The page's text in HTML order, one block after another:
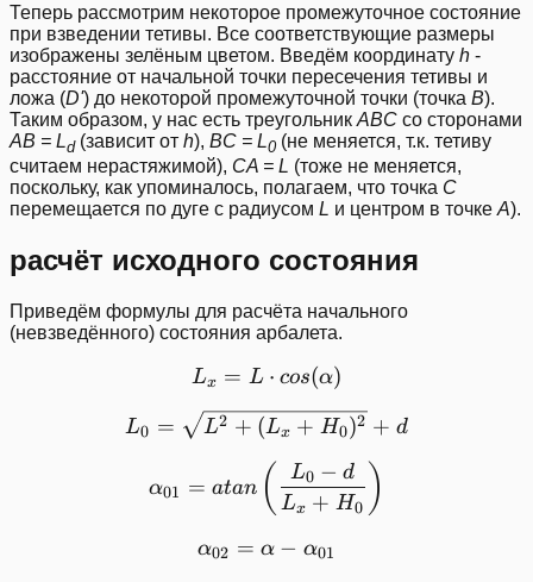
Теперь рассмотрим некоторое промежуточное состояние
при взведении тетивы. Все соответствующие размеры
изображены зелёным цветом. Введём координату h -
расстояние от начальной точки пересечения тетивы и
ложа (D') до некоторой промежуточной точки (точка B).
Таким образом, у нас есть треугольник ABC со сторонами
AB = Ld(зависит от h), BC = L0 (не меняется, т.к. тетиву
считаем нерастяжимой), CA = L (тоже не меняется,
поскольку, как упоминалось, полагаем, что точка C
перемещается по дуге с радиусом L и центром в точке A).
расчёт исходного состояния
Приведём формулы для расчёта начального
(невзведённого) состояния арбалета.
L_x = L\cdot cos(\alpha)
Lx = L ⋅ cos(α)
L_0 = \sqrt{L^2 + (L_x
L0 = L2 + (Lx + H0)2 + d
\alpha_{01} = atan\left
α01 = atan ( Lx + H0
L0 − d )
\alpha_{02} = \alpha -
α02 = α − α01